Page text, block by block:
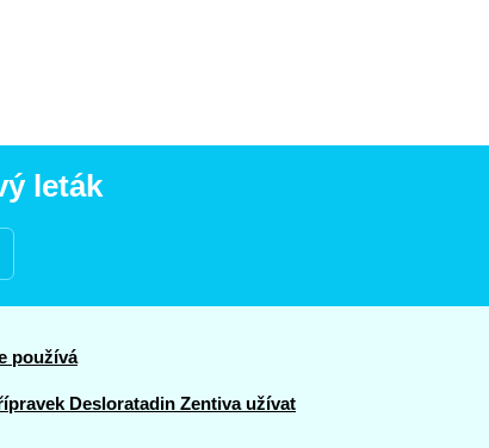
leták
používá
Desloratadin Zentiva užívat